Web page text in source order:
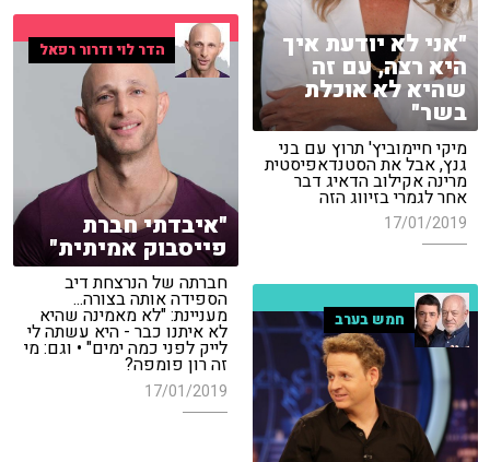
"אני לא יודעת איך
היא רצה, עם זה
שהיא לא אוכלת
בשר"
מיקי חיימוביץ' תרוץ עם בני
גנץ, אבל את הסטנדאפיסטית
מרינה אקילוב הדאיג דבר
אחר לגמרי בזיווג הזה
17/01/2019
הדר לוי ודרור רפאל
"איבדתי חברת
פייסבוק אמיתית"
חברתה של הנרצחת דיב
הספידה אותה בצורה...
מעניינת: "לא מאמינה שהיא
לא איתנו כבר - היא עשתה לי
לייק לפני כמה ימים" • וגם: מי
זה רון פומפה?
17/01/2019
חמש בערב